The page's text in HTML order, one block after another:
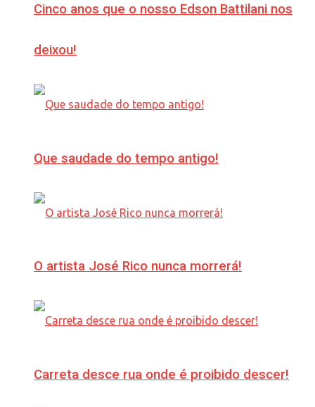
Cinco anos que o nosso Edson Battilani nos
deixou!
Que saudade do tempo antigo!
O artista José Rico nunca morrerá!
Carreta desce rua onde é proibido descer!